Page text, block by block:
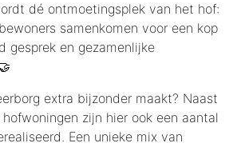
dé ontmoetingsplek van het hof:
samenkomen voor een kop
gesprek en gezamenlijke
extra bijzonder maakt? Naast
zijn hier ook een aantal
Een unieke mix van